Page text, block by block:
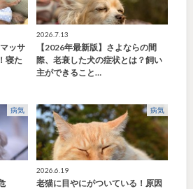
ッサ
寝た
2026.7.13
【2026年最新版】さよならの間
際、老衰した犬の症状とは？飼い
主ができること…
病気 病気
2026.6.19
老猫に目やにがついている！原因